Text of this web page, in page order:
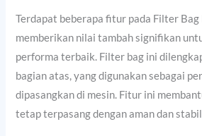
Terdapat beberapa fitur pada Filter
memberikan nilai tambah signifikan
performa terbaik. Filter bag ini
bagian atas, yang digunakan sebagai
dipasangkan di mesin. Fitur ini
tetap terpasang dengan aman dan